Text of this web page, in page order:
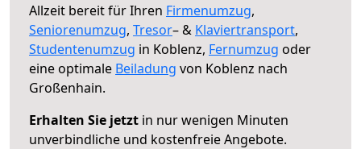
Allzeit bereit für Ihren Firmenumzug,
Seniorenumzug, Tresor– & Klaviertransport,
Studentenumzug in Koblenz, Fernumzug oder
eine optimale Beiladung von Koblenz nach
Großenhain.
Erhalten Sie jetzt in nur wenigen Minuten
unverbindliche und kostenfreie Angebote.